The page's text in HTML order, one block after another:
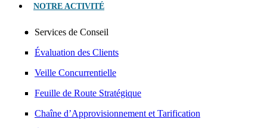
NOTRE ACTIVITÉ
Services de Conseil
Évaluation des Clients
Veille Concurrentielle
Feuille de Route Stratégique
Chaîne d’Approvisionnement et Tarification